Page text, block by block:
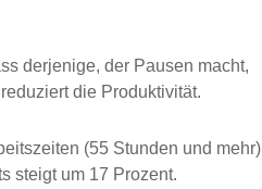
derjenige, der Pausen macht,
die Produktivität.
(55 Stunden und mehr)
steigt um 17 Prozent.